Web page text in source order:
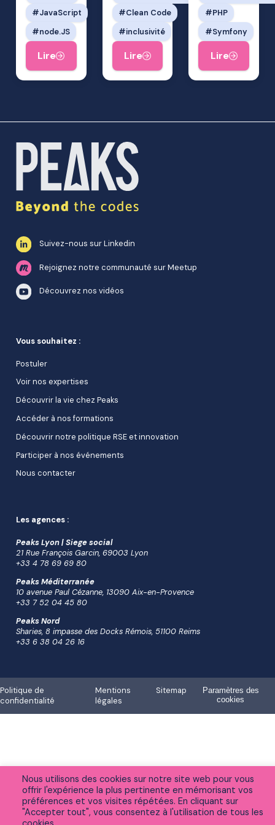
JavaScript
node.JS
Lire
Clean Code
inclusivité
Lire
PHP
Symfony
Lire
Suivez-nous sur Linkedin
Rejoignez notre communauté sur Meetup
Découvrez nos vidéos
Vous souhaitez :
Postuler
Voir nos expertises
Découvrir la vie chez Peaks
Accéder à nos formations
Découvrir notre politique RSE et innovation
Participer à nos événements
Nous contacter
Les agences :
Peaks Lyon | Siege social
21 Rue François Garcin, 69003 Lyon
+33 4 78 69 69 80
Peaks Méditerranée
10 avenue Paul Cézanne, 13090 Aix-en-Provence
+33 7 52 04 45 80
Peaks Nord
Sharies, 8 impasse des Docks Rémois, 51100 Reims
+33 6 38 04 26 16
Politique de
confidentialité
Mentions
légales
Sitemap
Paramètres des
cookies
Nous utilisons des cookies sur notre site web pour vous
offrir l'expérience la plus pertinente en mémorisant vos
préférences et vos visites répétées. En cliquant sur
"Accepter tout", vous consentez à l'utilisation de tous les